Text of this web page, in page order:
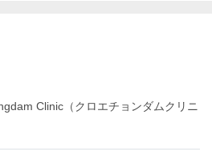
Clinic（クロエチョンダムクリニ